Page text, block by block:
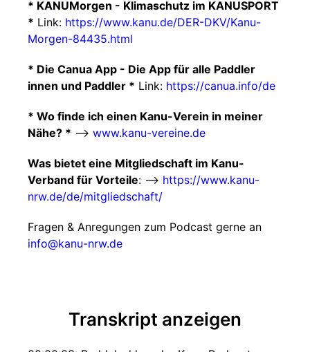
* KANUMorgen - Klimaschutz im KANUSPORT
* Link: https://www.kanu.de/DER-DKV/Kanu-
Morgen-84435.html
* Die Canua App - Die App für alle Paddler
innen und Paddler * Link: https://canua.info/de
* Wo finde ich einen Kanu-Verein in meiner
Nähe? * --> www.kanu-vereine.de
Was bietet eine Mitgliedschaft im Kanu-
Verband für Vorteile: --> https://www.kanu-
nrw.de/de/mitgliedschaft/
Fragen & Anregungen zum Podcast gerne an
info@kanu-nrw.de
Transkript anzeigen